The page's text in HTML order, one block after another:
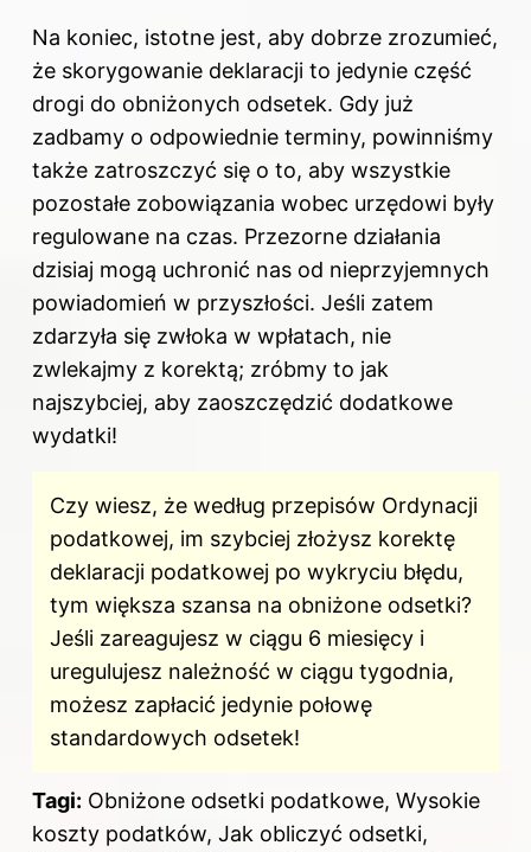
Na koniec, istotne jest, aby dobrze zrozumieć,
że skorygowanie deklaracji to jedynie część
drogi do obniżonych odsetek. Gdy już
zadbamy o odpowiednie terminy, powinniśmy
także zatroszczyć się o to, aby wszystkie
pozostałe zobowiązania wobec urzędowi były
regulowane na czas. Przezorne działania
dzisiaj mogą uchronić nas od nieprzyjemnych
powiadomień w przyszłości. Jeśli zatem
zdarzyła się zwłoka w wpłatach, nie
zwlekajmy z korektą; zróbmy to jak
najszybciej, aby zaoszczędzić dodatkowe
wydatki!
Czy wiesz, że według przepisów Ordynacji
podatkowej, im szybciej złożysz korektę
deklaracji podatkowej po wykryciu błędu,
tym większa szansa na obniżone odsetki?
Jeśli zareagujesz w ciągu 6 miesięcy i
uregulujesz należność w ciągu tygodnia,
możesz zapłacić jedynie połowę
standardowych odsetek!
Tagi: Obniżone odsetki podatkowe, Wysokie
koszty podatków, Jak obliczyć odsetki,